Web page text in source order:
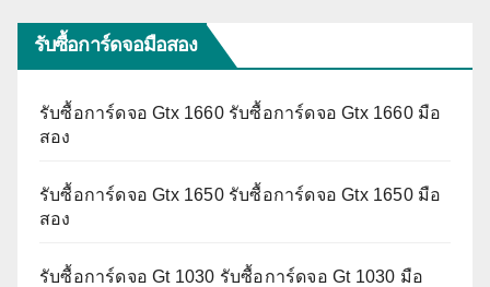
รับซื้อการ์ดจอมือสอง
รับซื้อการ์ดจอ Gtx 1660 รับซื้อการ์ดจอ Gtx 1660 มือ
สอง
รับซื้อการ์ดจอ Gtx 1650 รับซื้อการ์ดจอ Gtx 1650 มือ
สอง
รับซื้อการ์ดจอ Gt 1030 รับซื้อการ์ดจอ Gt 1030 มือ